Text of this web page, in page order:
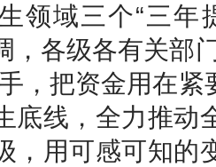
领域三个“三年
，各级各有关部
，把资金用在
底线，全力推动
，用可感可知的